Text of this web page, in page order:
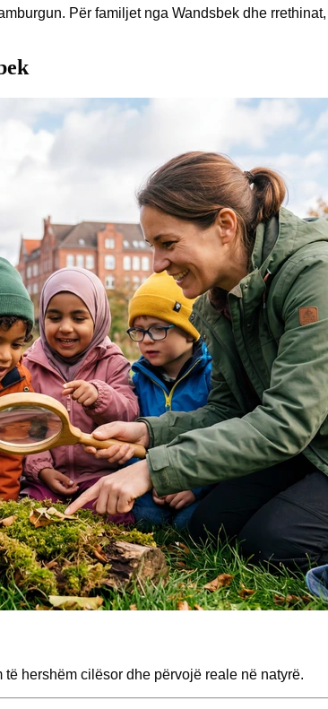
Për familjet nga Wandsbek dhe
hershëm cilësor dhe përvojë reale në natyrë.